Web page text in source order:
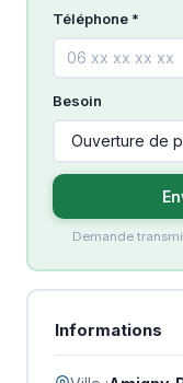
Téléphone *
Besoin
Demande
Informations